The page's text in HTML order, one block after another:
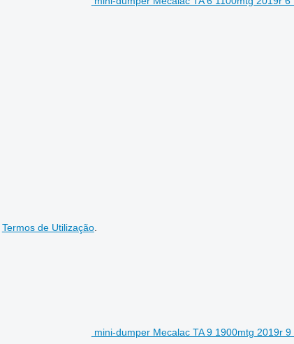
Termos de Utilização.
mini-dumper Mecalac TA 9 1900mtg 2019r 9